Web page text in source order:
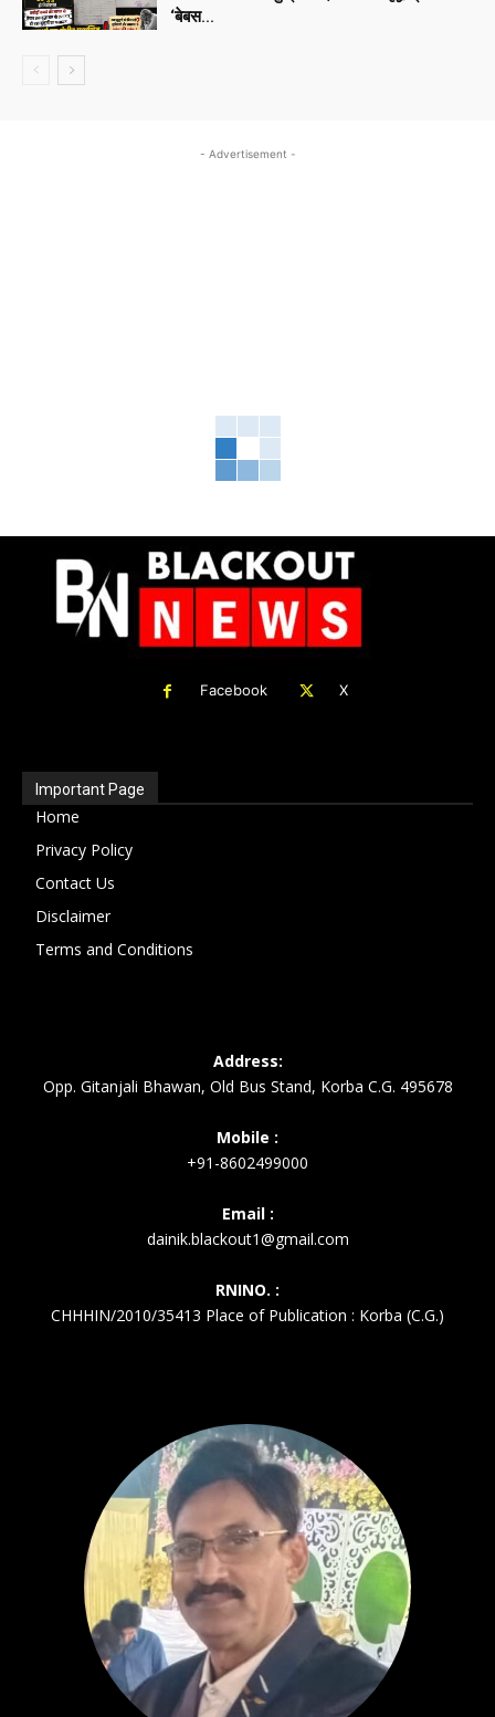
‘बेबस...
- Advertisement -
Facebook X
Important Page
Home
Privacy Policy
Contact Us
Disclaimer
Terms and Conditions
Address:
Opp. Gitanjali Bhawan, Old Bus Stand, Korba C.G. 495678
Mobile :
+91-8602499000
Email :
dainik.blackout1@gmail.com
RNINO. :
CHHHIN/2010/35413 Place of Publication : Korba (C.G.)